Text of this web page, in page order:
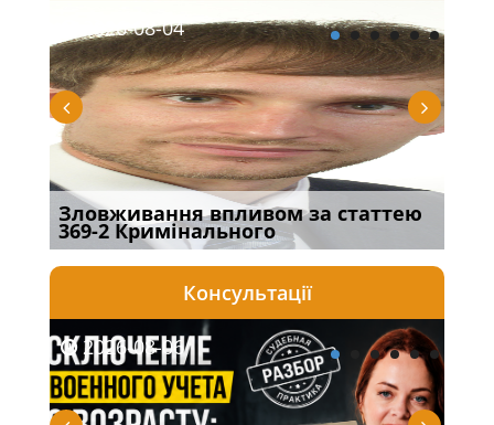
2026-08-04
Зловживання впливом за статтею
369-2 Кримінального
Консультації
2026-08-06